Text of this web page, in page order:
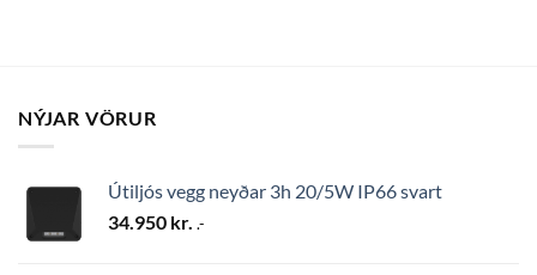
NÝJAR VÖRUR
Útiljós vegg neyðar 3h 20/5W IP66 svart
34.950 kr. .-